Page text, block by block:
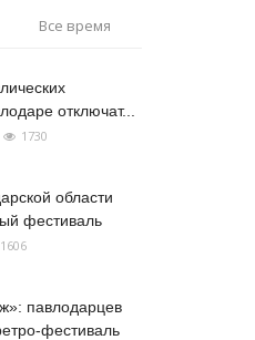
Все время
отключат...
1730
области
фестиваль
1606
павлодарцев
фестиваль